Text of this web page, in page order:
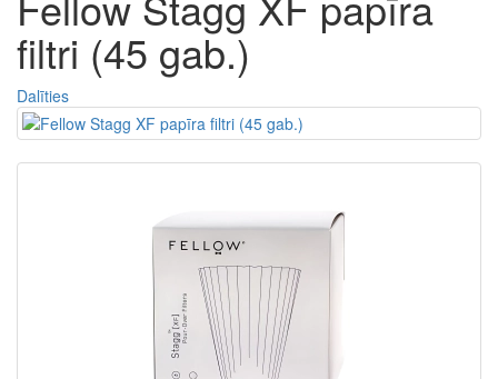
filtri (45 gab.)
Dalīties